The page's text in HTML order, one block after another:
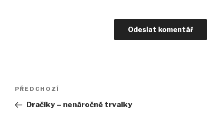
Navigace
příspěvek
Předchozí
příspěvek
PŘEDCHOZÍ
Dračíky – nenáročné trvalky